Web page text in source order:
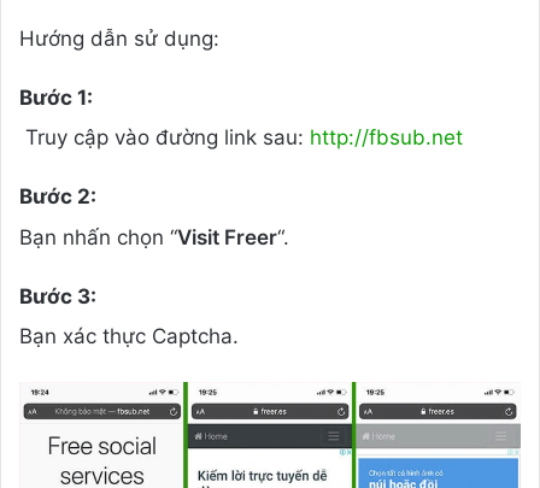
Hướng dẫn sử dụng:
Bước 1:
Truy cập vào đường link sau: http://fbsub.net
Bước 2:
Bạn nhấn chọn “Visit Freer“.
Bước 3:
Bạn xác thực Captcha.